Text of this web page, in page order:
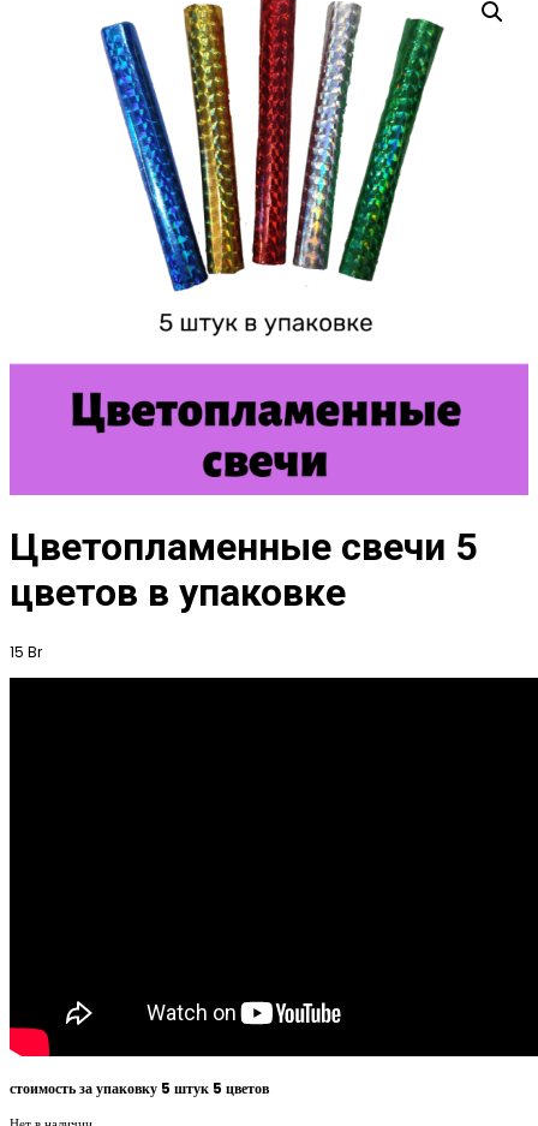
Цветопламенные свечи 5
цветов в упаковке
15 Br
стоимость за упаковку 5 штук 5 цветов